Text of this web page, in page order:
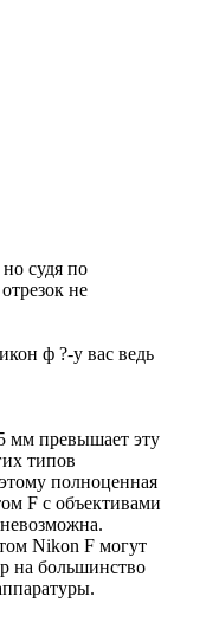
судя по
не
ф ?-у вас ведь
мм превышает эту
типов
полноценная
F с объективами
Nikon F могут
на большинство